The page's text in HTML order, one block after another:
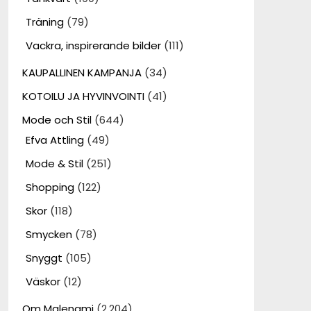
Träning(79)
Vackra, inspirerande bilder(111)
KAUPALLINEN KAMPANJA(34)
KOTOILU JA HYVINVOINTI(41)
Mode och Stil(644)
Efva Attling(49)
Mode & Stil(251)
Shopping(122)
Skor(118)
Smycken(78)
Snyggt (105)
Väskor(12)